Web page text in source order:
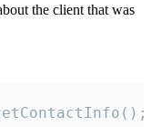
the client that was